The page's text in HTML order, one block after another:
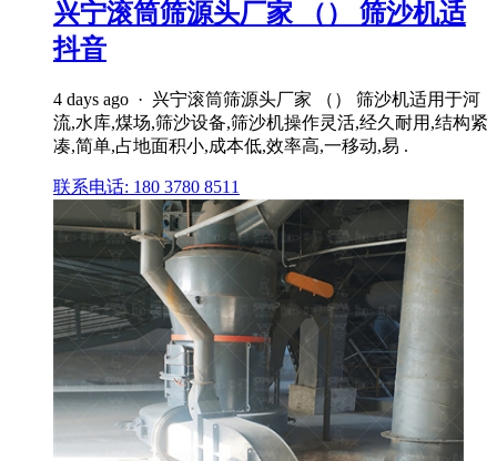
兴宁滚筒筛源头厂家 （） 筛沙机适
抖音
4 days ago · 兴宁滚筒筛源头厂家 （） 筛沙机适用于河
流,水库,煤场,筛沙设备,筛沙机操作灵活,经久耐用,结构紧
凑,简单,占地面积小,成本低,效率高,一移动,易 .
联系电话: 180 3780 8511